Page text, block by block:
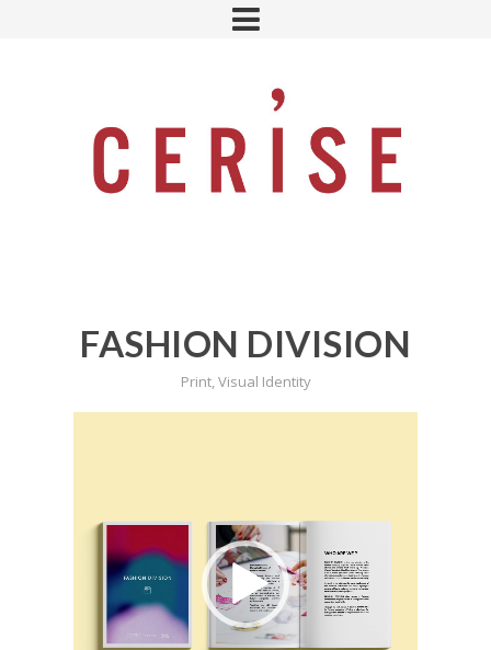
FASHION DIVISION
Print,Visual Identity